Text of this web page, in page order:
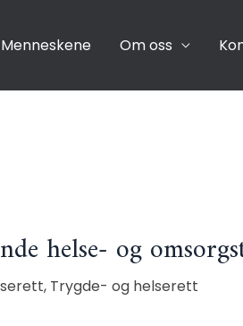
Menneskene Om oss
helse- og
, Trygde- og helserett